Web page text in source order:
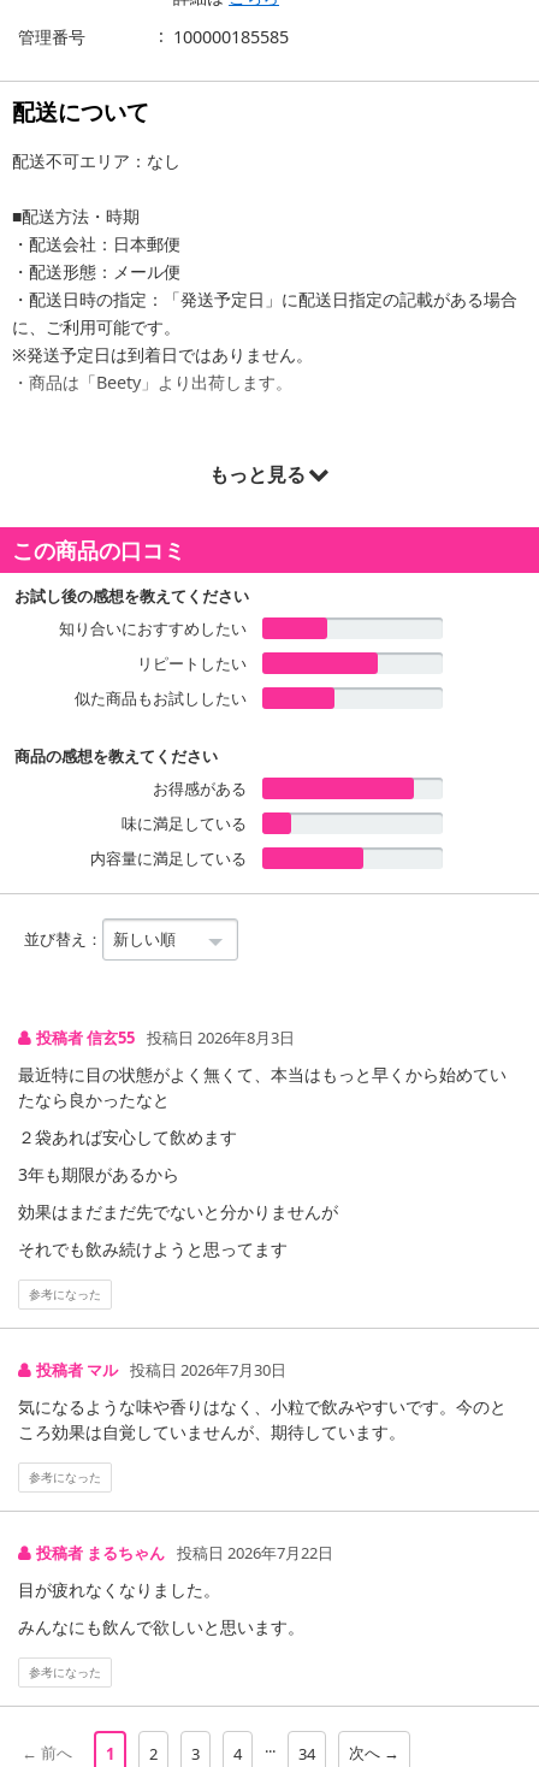
管理番号
100000185585
配送について
配送不可エリア：なし
■配送方法・時期
・配送会社：日本郵便
・配送形態：メール便
・配送日時の指定：「発送予定日」に配送日指定の記載がある場合
に、ご利用可能です。
※発送予定日は到着日ではありません。
・商品は「Beety」より出荷します。
もっと見る
この商品の口コミ
お試し後の感想を教えてください
知り合いにおすすめしたい
リピートしたい
似た商品もお試ししたい
商品の感想を教えてください
お得感がある
味に満足している
内容量に満足している
並び替え：
投稿者 信玄55 投稿日 2026年8月3日
最近特に目の状態がよく無くて、本当はもっと早くから始めてい
たなら良かったなと
２袋あれば安心して飲めます
3年も期限があるから
効果はまだまだ先でないと分かりませんが
それでも飲み続けようと思ってます
参考になった
投稿者 マル 投稿日 2026年7月30日
気になるような味や香りはなく、小粒で飲みやすいです。今のと
ころ効果は自覚していませんが、期待しています。
参考になった
投稿者 まるちゃん 投稿日 2026年7月22日
目が疲れなくなりました。
みんなにも飲んで欲しいと思います。
参考になった
← 前へ 1 2 3 4 ... 34 次へ →